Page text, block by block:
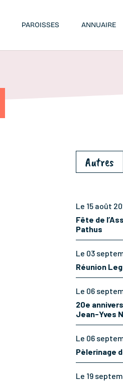
PAROISSES ANNUAIRE
Autres
Le 15 août
Fête de
Pathus
Le 03
Réunion
Le 06
20e
Jean-Yves
Le 06
Pèlerinage
Le 19